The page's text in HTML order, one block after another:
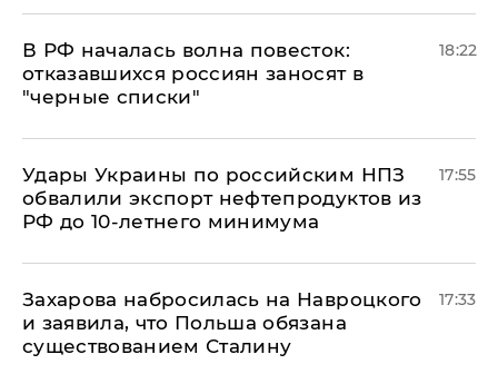
​В РФ началась волна повесток:
отказавшихся россиян заносят в
"черные списки"
18:22
Удары Украины по российским НПЗ
обвалили экспорт нефтепродуктов из
РФ до 10-летнего минимума
17:55
​Захарова набросилась на Навроцкого
и заявила, что Польша обязана
существованием Сталину
17:33